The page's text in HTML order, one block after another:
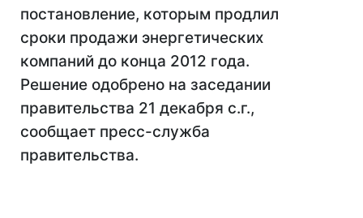
постановление, которым продлил
сроки продажи энергетических
компаний до конца 2012 года.
Решение одобрено на заседании
правительства 21 декабря с.г.,
сообщает пресс-служба
правительства.